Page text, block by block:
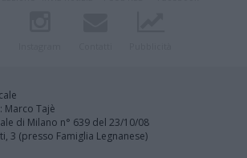
Tajè
di Milano n° 639 del 23/10/08
3 (presso Famiglia Legnanese)